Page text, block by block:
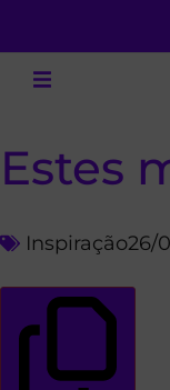
Estes
Inspiração26/